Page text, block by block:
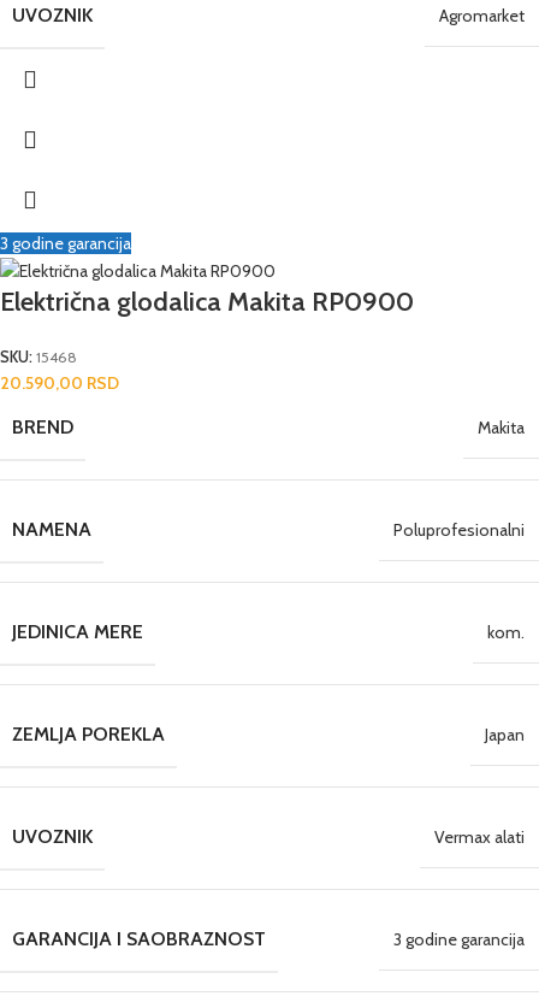
UVOZNIK Agromarket
3 godine garancija
Električna glodalica Makita RP0900
SKU: 15468
20.590,00 RSD
BREND Makita
NAMENA Poluprofesionalni
JEDINICA MERE kom.
ZEMLJA POREKLA Japan
UVOZNIK Vermax alati
GARANCIJA I SAOBRAZNOST 3 godine garancija